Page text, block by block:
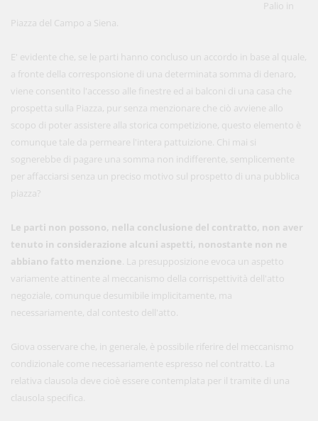
Palio in
Piazza del Campo a Siena.
E' evidente che, se le parti hanno concluso un accordo in base al quale,
a fronte della corresponsione di una determinata somma di denaro,
viene consentito l'accesso alle finestre ed ai balconi di una casa che
prospetta sulla Piazza, pur senza menzionare che ciò avviene allo
scopo di poter assistere alla storica competizione, questo elemento è
comunque tale da permeare l'intera pattuizione. Chi mai si
sognerebbe di pagare una somma non indifferente, semplicemente
per affacciarsi senza un preciso motivo sul prospetto di una pubblica
piazza?
Le parti non possono, nella conclusione del contratto, non aver
tenuto in considerazione alcuni aspetti, nonostante non ne
abbiano fatto menzione . La presupposizione evoca un aspetto
variamente attinente al meccanismo della corrispettività dell'atto
negoziale, comunque desumibile implicitamente, ma
necessariamente, dal contesto dell'atto.
Giova osservare che, in generale, è possibile riferire del meccanismo
condizionale come necessariamente espresso nel contratto. La
relativa clausola deve cioè essere contemplata per il tramite di una
clausola specifica.